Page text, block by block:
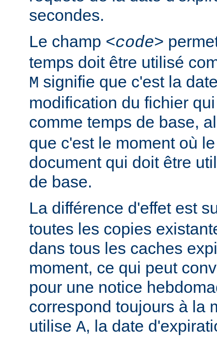
secondes.
Le champ <code>
temps doit être utilisé
M signifie que c'est la
modification du fichier
comme temps de base,
que c'est le moment où
document qui doit être
de base.
La différence d'effet est
toutes les copies
dans tous les caches
moment, ce qui peut
pour une notice
correspond toujours à la
utilise A, la date